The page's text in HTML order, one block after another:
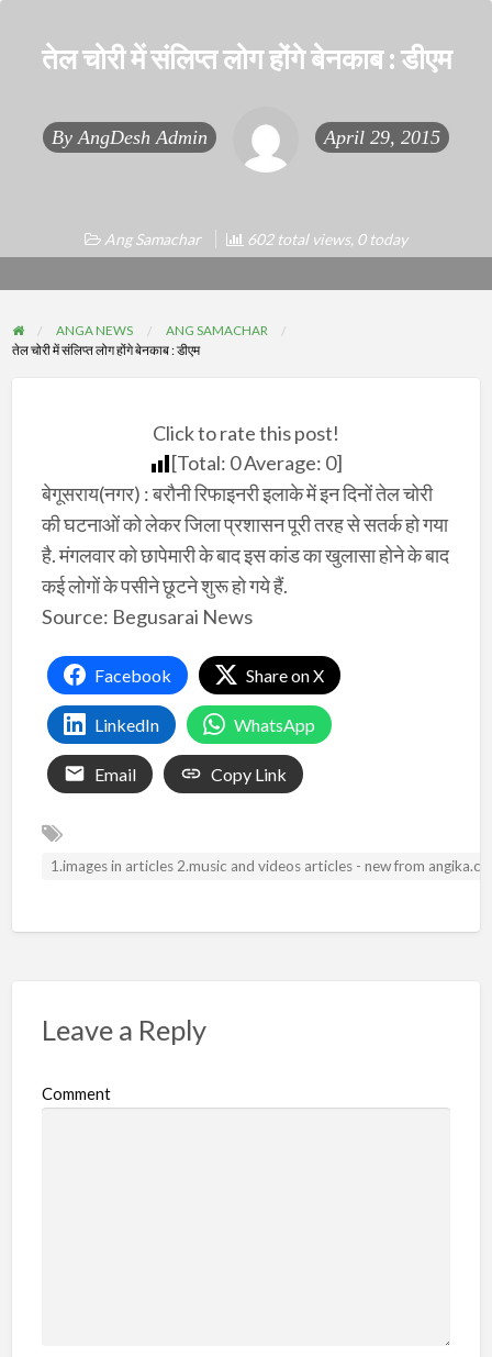
तेल चोरी में संलिप्त लोग होंगे बेनकाब : डीएम
By AngDesh Admin April 29, 2015
Ang Samachar 602 total views, 0 today
ANGA NEWS
ANG SAMACHAR
तेल चोरी में संलिप्त लोग होंगे बेनकाब : डीएम
Click to rate this post!
[Total: 0Average: 0]
बेगूसराय(नगर) : बरौनी रिफाइनरी इलाके में इन दिनों तेल चोरी
की घटनाओं को लेकर जिला प्रशासन पूरी तरह से सतर्क हो गया
है. मंगलवार को छापेमारी के बाद इस कांड का खुलासा होने के बाद
कई लोगों के पसीने छूटने शुरू हो गये हैं.
Source: Begusarai News
Facebook Share on X
LinkedIn WhatsApp
Email Copy Link
1.images in articles 2.music and videos articles - new from
Leave a Reply
Comment